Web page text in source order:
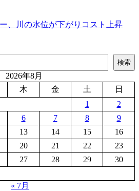
、川の水位が下がりコスト上昇
検索
2026年8月
木 金 土
日
1
2
6 7 8
9
13 14 15
16
20 21 22
23
27 28 29
30
« 7月